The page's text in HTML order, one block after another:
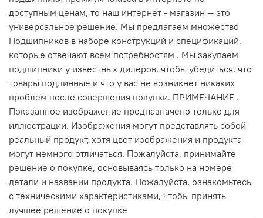
доступным ценам, то наш интернет - магазин — это
универсальное решение. Мы предлагаем множество
Подшипников в наборе конструкций и спецификаций,
которые отвечают всем потребностям . Мы закупаем
подшипники у известных дилеров, чтобы убедиться, что
товары подлинные и что у вас не возникнет никаких
проблем после совершения покупки. ПРИМЕЧАНИЕ .
Показанное изображение предназначено только для
иллюстрации. Изображения могут представлять собой
реальный продукт, хотя цвет изображения и продукта
могут немного отличаться. Пожалуйста, принимайте
решение о покупке, основываясь только на номере
детали и названии продукта. Пожалуйста, ознакомьтесь
с техническими характеристиками, чтобы принять
лучшее решение о покупке